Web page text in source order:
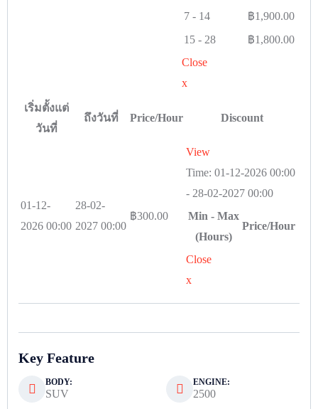
7 - 14 ฿1,900.00
15 - 28 ฿1,800.00
Close
x
เริ่มตั้งแต่
วันที่
ถึงวันที่ Price/Hour Discount
01-12-
2026 00:00
28-02-
2027 00:00
฿300.00
View
Time: 01-12-2026 00:00
- 28-02-2027 00:00
Min - Max
(Hours)
Price/Hour
Close
x
Key Feature
BODY:
SUV
ENGINE:
2500